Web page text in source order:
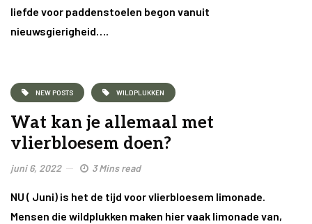
liefde voor paddenstoelen begon vanuit
nieuwsgierigheid….
NEW POSTS WILDPLUKKEN
Wat kan je allemaal met
vlierbloesem doen?
juni 6, 2022 3 Mins read
NU ( Juni) is het de tijd voor vlierbloesem limonade.
Mensen die wildplukken maken hier vaak limonade van,